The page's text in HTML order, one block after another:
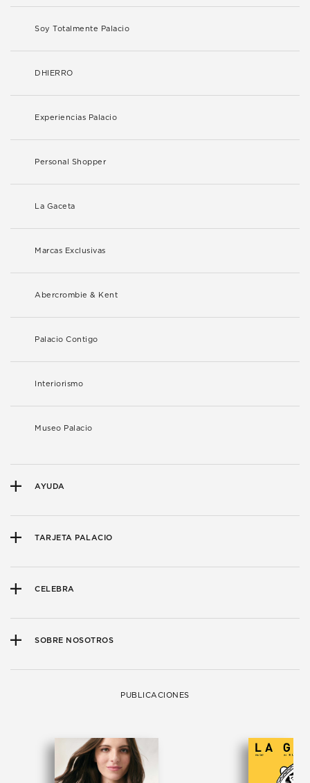
Soy Totalmente Palacio
DHIERRO
Experiencias Palacio
Personal Shopper
La Gaceta
Marcas Exclusivas
Abercrombie & Kent
Palacio Contigo
Interiorismo
Museo Palacio
AYUDA
TARJETA PALACIO
CELEBRA
SOBRE NOSOTROS
PUBLICACIONES